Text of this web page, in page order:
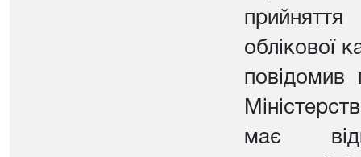
облікової
повідомив
має